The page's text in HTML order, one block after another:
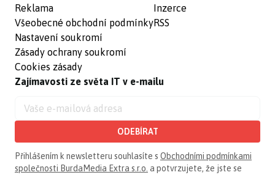
Reklama
Všeobecné obchodní podmínky
Nastavení soukromí
Zásady ochrany soukromí
Cookies zásady
Inzerce
RSS
Zajímavosti ze světa IT v e-mailu
ODEBÍRAT
Přihlášením k newsletteru souhlasíte s Obchodními podmínkami
společnosti BurdaMedia Extra s.r.o. a potvrzujete, že jste se